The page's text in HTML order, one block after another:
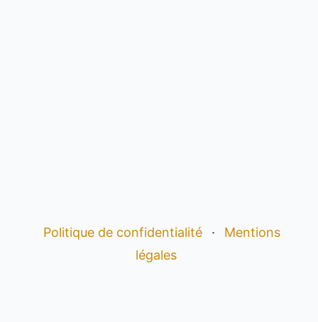
Politique de confidentialité ·
Mentions
légales